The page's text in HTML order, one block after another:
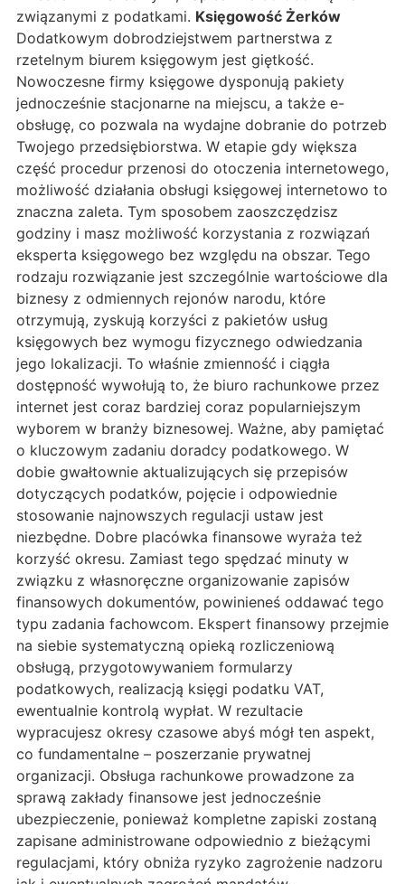
związanymi z podatkami. Księgowość Żerków
Dodatkowym dobrodziejstwem partnerstwa z
rzetelnym biurem księgowym jest giętkość.
Nowoczesne firmy księgowe dysponują pakiety
jednocześnie stacjonarne na miejscu, a także e-
obsługę, co pozwala na wydajne dobranie do potrzeb
Twojego przedsiębiorstwa. W etapie gdy większa
część procedur przenosi do otoczenia internetowego,
możliwość działania obsługi księgowej internetowo to
znaczna zaleta. Tym sposobem zaoszczędzisz
godziny i masz możliwość korzystania z rozwiązań
eksperta księgowego bez względu na obszar. Tego
rodzaju rozwiązanie jest szczególnie wartościowe dla
biznesy z odmiennych rejonów narodu, które
otrzymują, zyskują korzyści z pakietów usług
księgowych bez wymogu fizycznego odwiedzania
jego lokalizacji. To właśnie zmienność i ciągła
dostępność wywołują to, że biuro rachunkowe przez
internet jest coraz bardziej coraz popularniejszym
wyborem w branży biznesowej. Ważne, aby pamiętać
o kluczowym zadaniu doradcy podatkowego. W
dobie gwałtownie aktualizujących się przepisów
dotyczących podatków, pojęcie i odpowiednie
stosowanie najnowszych regulacji ustaw jest
niezbędne. Dobre placówka finansowe wyraża też
korzyść okresu. Zamiast tego spędzać minuty w
związku z własnoręczne organizowanie zapisów
finansowych dokumentów, powinieneś oddawać tego
typu zadania fachowcom. Ekspert finansowy przejmie
na siebie systematyczną opieką rozliczeniową
obsługą, przygotowywaniem formularzy
podatkowych, realizacją księgi podatku VAT,
ewentualnie kontrolą wypłat. W rezultacie
wypracujesz okresy czasowe abyś mógł ten aspekt,
co fundamentalne – poszerzanie prywatnej
organizacji. Obsługa rachunkowe prowadzone za
sprawą zakłady finansowe jest jednocześnie
ubezpieczenie, ponieważ kompletne zapiski zostaną
zapisane administrowane odpowiednio z bieżącymi
regulacjami, który obniża ryzyko zagrożenie nadzoru